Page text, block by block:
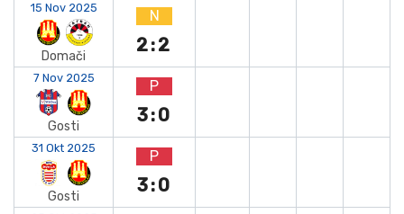
15 Nov 2025
Domači
N
2:2
7 Nov 2025
Gosti
P
3:0
31 Okt 2025
Gosti
P
3:0